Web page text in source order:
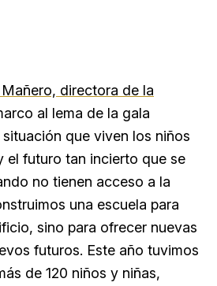
Mañero, directora de la
al lema de la gala
que viven los niños
el futuro tan incierto que se
no tienen acceso a la
una escuela para
sino para ofrecer nuevas
futuros. Este año tuvimos
de 120 niños y niñas,